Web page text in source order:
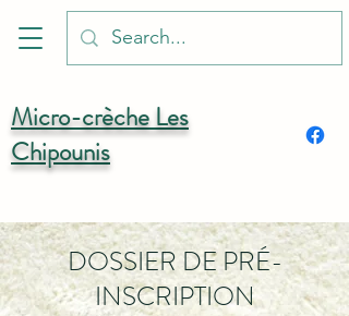
Micro-crèche Les
Chipounis
DOSSIER DE PRÉ-
INSCRIPTION